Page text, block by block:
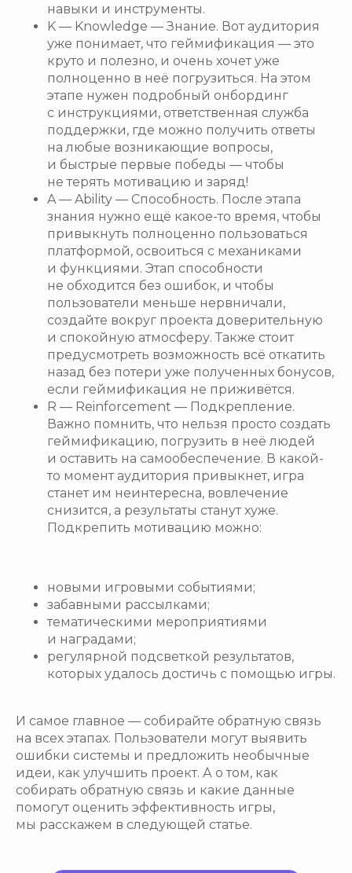
навыки и инструменты.
K — Knowledge — Знание. Вот аудитория
уже понимает, что геймификация — это
круто и полезно, и очень хочет уже
полноценно в неё погрузиться. На этом
этапе нужен подробный онбординг
с инструкциями, ответственная служба
поддержки, где можно получить ответы
на любые возникающие вопросы,
и быстрые первые победы — чтобы
не терять мотивацию и заряд!
A — Ability — Способность. После этапа
знания нужно ещё какое-то время, чтобы
привыкнуть полноценно пользоваться
платформой, освоиться с механиками
и функциями. Этап способности
не обходится без ошибок, и чтобы
пользователи меньше нервничали,
создайте вокруг проекта доверительную
и спокойную атмосферу. Также стоит
предусмотреть возможность всё откатить
назад без потери уже полученных бонусов,
если геймификация не приживётся.
R — Reinforcement — Подкрепление.
Важно помнить, что нельзя просто создать
геймификацию, погрузить в неё людей
и оставить на самообеспечение. В какой-
то момент аудитория привыкнет, игра
станет им неинтересна, вовлечение
снизится, а результаты станут хуже.
Подкрепить мотивацию можно:
новыми игровыми событиями;
забавными рассылками;
тематическими мероприятиями
и наградами;
регулярной подсветкой результатов,
которых удалось достичь с помощью игры.
И самое главное — собирайте обратную связь
на всех этапах. Пользователи могут выявить
ошибки системы и предложить необычные
идеи, как улучшить проект. А о том, как
собирать обратную связь и какие данные
помогут оценить эффективность игры,
мы расскажем в следующей статье.